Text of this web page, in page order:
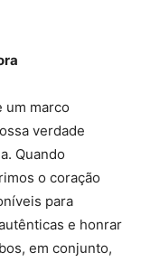
um marco
verdade
Quando
o coração
para
e honrar
em conjunto,